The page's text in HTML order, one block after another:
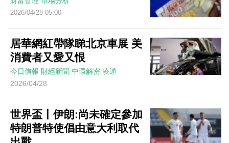
2026/04/28 05:00
居華網紅帶隊睇北京車展 美
消費者又愛又恨
今日信報 財經新聞 中環解密 凌通
2026/04/28
世界盃丨伊朗:尚未確定參加
特朗普特使倡由意大利取代